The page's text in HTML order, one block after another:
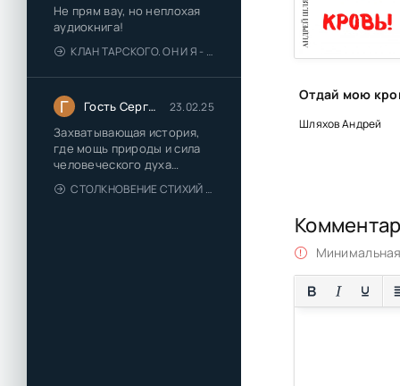
Не прям вау, но неплохая
аудиокнига!
КЛАН ТАРСКОГО. ОН И Я - ЕЛЕНА ТОДОРОВА (1)
Г Гость Сергей 23.02.25
Захватывающая история,
где мощь природы и сила
человеческого духа
сплетаются в напряжённый
и
СТОЛКНОВЕНИЕ СТИХИЙ - ВАЛЕРИЙ ГУМИНСКИЙ
Шляхов Андрей